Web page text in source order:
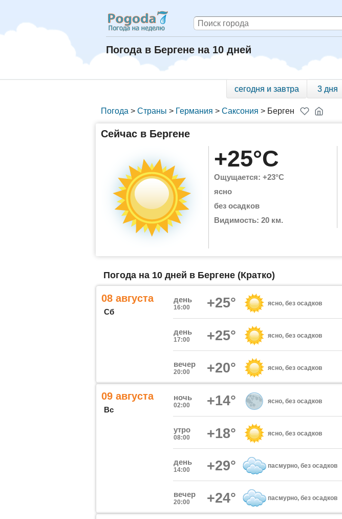
Погода в Бергене на 10 дней
сегодня и завтра 3 дня
Погода > Страны > Германия > Саксония > Берген
Сейчас в Бергене
+25°C
Ощущается: +23°C
ясно
без осадков
Видимость: 20 км.
Погода на 10 дней в Бергене (Кратко)
08 августа
Сб
день
16:00 +25° ясно, без осадков
день
17:00 +25° ясно, без осадков
вечер
20:00 +20° ясно, без осадков
09 августа
Вс
ночь
02:00 +14° ясно, без осадков
утро
08:00 +18° ясно, без осадков
день
14:00 +29° пасмурно, без осадков
вечер
20:00 +24° пасмурно, без осадков